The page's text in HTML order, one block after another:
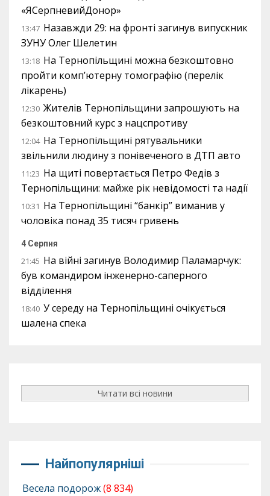
«ЯСерпневийДонор»
13:47 Назавжди 29: на фронті загинув випускник
ЗУНУ Олег Шелетин
13:18 На Тернопільщині можна безкоштовно
пройти комп’ютерну томографію (перелік
лікарень)
12:30 Жителів Тернопільщини запрошують на
безкоштовний курс з нацспротиву
12:04 На Тернопільщині рятувальники
звільнили людину з понівеченого в ДТП авто
11:23 На щиті повертається Петро Федів з
Тернопільщини: майже рік невідомості та надії
10:31 На Тернопільщині “банкір” виманив у
чоловіка понад 35 тисяч гривень
4 Серпня
21:45 На війні загинув Володимир Паламарчук:
був командиром інженерно-саперного
відділення
18:40 У середу на Тернопільщині очікується
шалена спека
Читати всі новини
Найпопулярніші
Весела подорож(8 834)